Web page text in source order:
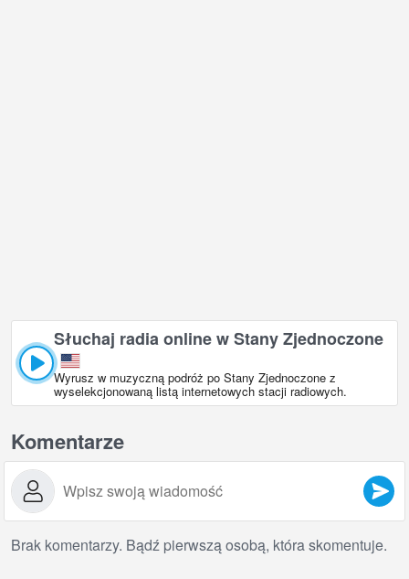
Słuchaj radia online w Stany Zjednoczone
Wyrusz w muzyczną podróż po Stany Zjednoczone z
wyselekcjonowaną listą internetowych stacji radiowych.
Komentarze
Brak komentarzy. Bądź pierwszą osobą, która skomentuje.